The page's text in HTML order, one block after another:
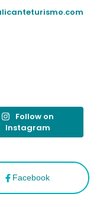
Facebook
Follow on
Instagram